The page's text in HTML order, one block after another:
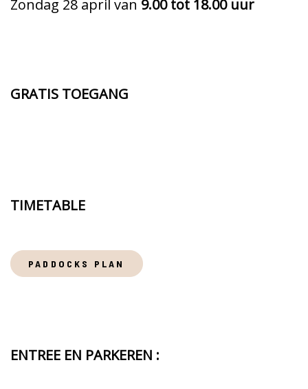
Zondag 28 april van 9.00 tot 18.00 uur
GRATIS TOEGANG
TIMETABLE
PADDOCKS PLAN
ENTREE EN PARKEREN :